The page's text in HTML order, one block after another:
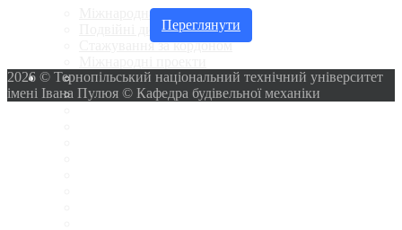
Міжнародна співпраця
Подвійні дипломи
Стажування за кордоном
Переглянути
2026 © Тернопільський національний технічний університет
імені Івана Пулюя © Кафедра будівельної механіки